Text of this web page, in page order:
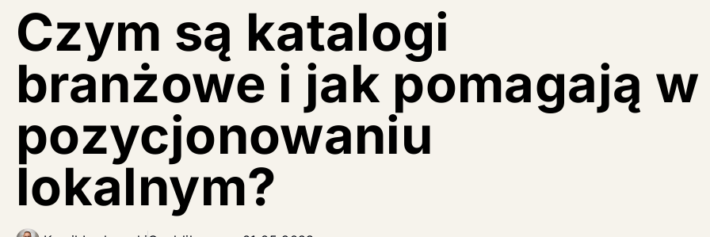
Czym są katalogi
branżowe i jak pomagają w
pozycjonowaniu
lokalnym?